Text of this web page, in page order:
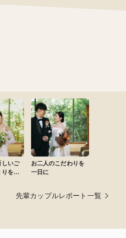
しいご
りを…
お二人のこだわりを
一日に
先輩カップルレポート一覧